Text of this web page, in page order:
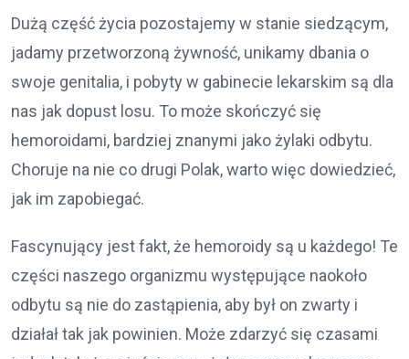
Dużą część życia pozostajemy w stanie siedzącym,
jadamy przetworzoną żywność, unikamy dbania o
swoje genitalia, i pobyty w gabinecie lekarskim są dla
nas jak dopust losu. To może skończyć się
hemoroidami, bardziej znanymi jako żylaki odbytu.
Choruje na nie co drugi Polak, warto więc dowiedzieć,
jak im zapobiegać.
Fascynujący jest fakt, że hemoroidy są u każdego! Te
części naszego organizmu występujące naokoło
odbytu są nie do zastąpienia, aby był on zwarty i
działał tak jak powinien. Może zdarzyć się czasami